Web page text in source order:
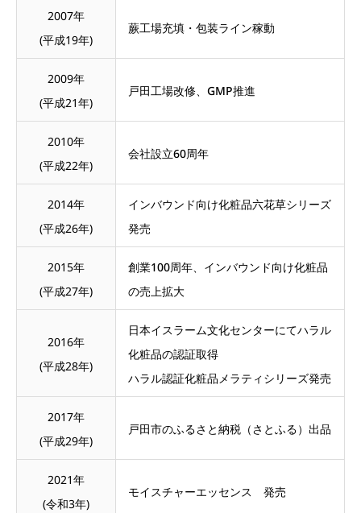
2007年
(平成19年)
蕨工場充填・包装ライン稼動
2009年
(平成21年)
戸田工場改修、GMP推進
2010年
(平成22年)
会社設立60周年
2014年
(平成26年)
インバウンド向け化粧品六花草シリーズ
発売
2015年
(平成27年)
創業100周年、インバウンド向け化粧品
の売上拡大
2016年
(平成28年)
日本イスラーム文化センターにてハラル
化粧品の認証取得
ハラル認証化粧品メラティシリーズ発売
2017年
(平成29年)
戸田市のふるさと納税（さとふる）出品
2021年
(令和3年)
モイスチャーエッセンス 発売